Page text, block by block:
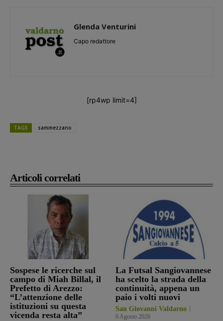
Articoli correlati
Sospese le ricerche sul
campo di Miah Billal, il
Prefetto di Arezzo:
“L’attenzione delle
istituzioni su questa
vicenda resta alta”
La Futsal Sangiovannese
ha scelto la strada della
continuità, appena un
paio i volti nuovi
San Giovanni Valdarno
6 Agosto 2026
Glenda Venturini
Capo redattore
[rp4wp limit=4]
TAGS sammezzano